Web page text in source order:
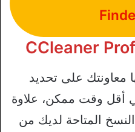
معاونتك على تحديد
أقل وقت ممكن، علاوة
المتاحة لديك من